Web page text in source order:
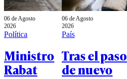
06 de Agosto
2026
Política
Ministro
Rabat
06 de Agosto
2026
País
Tras el paso
de nuevo